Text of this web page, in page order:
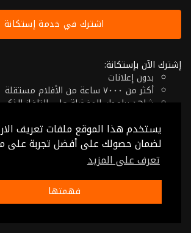
يستخدم هذا الموقع ملفات تعريف
لضمان حصولك على أفضل تجربة على
تعرف على المزيد
فهمتها
اشترك في خدمة إستكانة
إشترك الآن بإستكانة:
بدون إعلانات
أكثر من ٧٠٠٠ ساعة من الأفلام مستقلة
شاهد برامجك المفضلة على التلفاز
إلغاء في أي وقت
فقط $7.99 شهريا أو $59.99 سنويا
شروط الإستخدام-